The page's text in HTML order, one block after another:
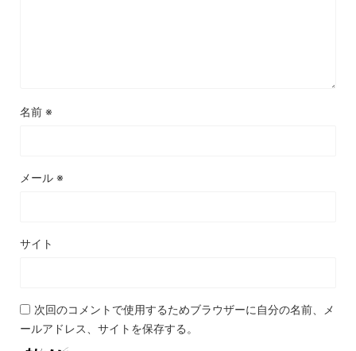
名前 ※
メール ※
サイト
次回のコメントで使用するためブラウザーに自分の名前、メ
ールアドレス、サイトを保存する。